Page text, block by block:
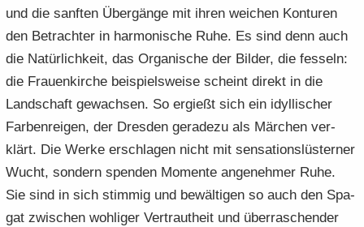
und die sanf­ten Über­gän­ge mit ihren wei­chen Kon­tu­ren
den Be­trach­ter in har­mo­ni­sche Ruhe. Es sind denn auch
die Na­tür­lich­keit, das Or­ga­ni­sche der Bil­der, die fes­seln:
die Frau­en­kir­che bei­spiels­wei­se scheint di­rekt in die
Land­schaft ge­wach­sen. So er­gießt sich ein idyl­li­scher
Far­ben­rei­gen, der Dres­den ge­ra­de­zu als Mär­chen ver­
klärt. Die Werke er­schla­gen nicht mit sen­sa­ti­ons­lüs­ter­ner
Wucht, son­dern spen­den Mo­men­te an­ge­neh­mer Ruhe.
Sie sind in sich stim­mig und be­wäl­ti­gen so auch den Spa­
gat zwi­schen woh­li­ger Ver­traut­heit und über­ra­schen­der